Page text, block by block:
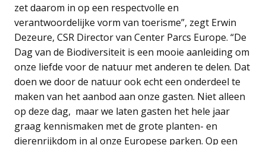
zet daarom in op een respectvolle en
verantwoordelijke vorm van toerisme”, zegt Erwin
Dezeure, CSR Director van Center Parcs Europe. “De
Dag van de Biodiversiteit is een mooie aanleiding om
onze liefde voor de natuur met anderen te delen. Dat
doen we door de natuur ook echt een onderdeel te
maken van het aanbod aan onze gasten. Niet alleen
op deze dag, maar we laten gasten het hele jaar
graag kennismaken met de grote planten- en
dierenrijkdom in al onze Europese parken. Op een